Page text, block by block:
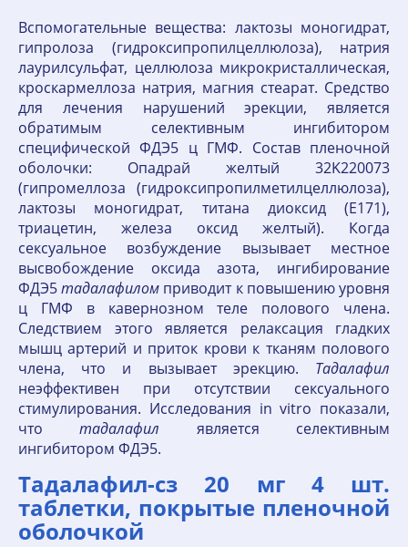
Вспомогательные вещества: лактозы моногидрат,
гипролоза (гидроксипропилцеллюлоза), натрия
лаурилсульфат, целлюлоза микрокристаллическая,
кроскармеллоза натрия, магния стеарат. Средство
для лечения нарушений эрекции, является
обратимым селективным ингибитором
специфической ФДЭ5 ц ГМФ. Состав пленочной
оболочки: Опадрай желтый 32K220073
(гипромеллоза (гидроксипропилметилцеллюлоза),
лактозы моногидрат, титана диоксид (E171),
триацетин, железа оксид желтый). Когда
сексуальное возбуждение вызывает местное
высвобождение оксида азота, ингибирование
ФДЭ5тадалафилом приводит к повышению уровня
ц ГМФ в кавернозном теле полового члена.
Следствием этого является релаксация гладких
мышц артерий и приток крови к тканям полового
члена, что и вызывает эрекцию. Тадалафил
неэффективен при отсутствии сексуального
стимулирования. Исследования in vitro показали,
чтотадалафил является селективным
ингибитором ФДЭ5.
Тадалафил-cз 20 мг 4 шт.
таблетки, покрытые пленочной
оболочкой